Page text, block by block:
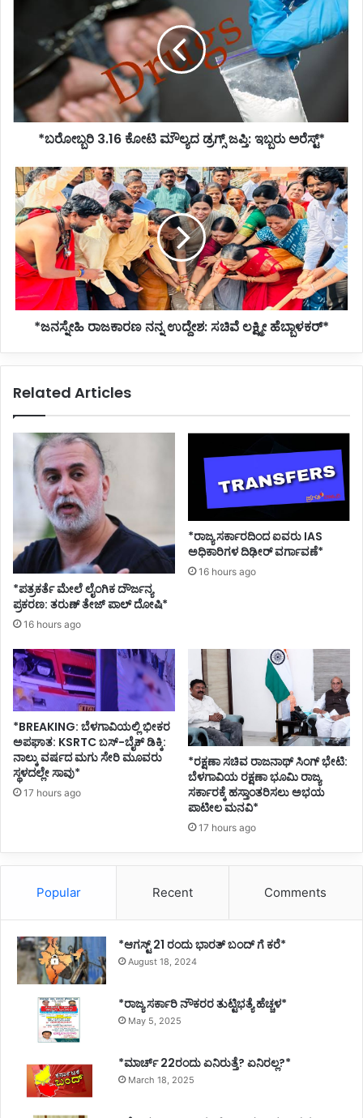
ಜಪ್ತಿ:
ಇಬ್ಬರು
ಅರೆಸ್ಟ್*
*ಬರೋಬ್ಬರಿ 3.16 ಕೋಟಿ ಮೌಲ್ಯದ ಡ್ರಗ್ಸ್ ಜಪ್ತಿ: ಇಬ್ಬರು ಅರೆಸ್ಟ್*
*ಜನಸ್ನೇಹಿ
ರಾಜಕಾರಣ
ನನ್ನ
ಉದ್ದೇಶ:
ಸಚಿವೆ
ಲಕ್ಷ್ಮೀ
ಹೆಬ್ಬಾಳಕರ್*
*ಜನಸ್ನೇಹಿ ರಾಜಕಾರಣ ನನ್ನ ಉದ್ದೇಶ: ಸಚಿವೆ ಲಕ್ಷ್ಮೀ ಹೆಬ್ಬಾಳಕರ್*
Related Articles
*ಪತ್ರಕರ್ತೆ ಮೇಲೆ ಲೈಂಗಿಕ ದೌರ್ಜನ್ಯ
ಪ್ರಕರಣ: ತರುಣ್ ತೇಜ್ ಪಾಲ್ ದೋಷಿ*
16 hours ago
*ರಾಜ್ಯ ಸರ್ಕಾರದಿಂದ ಐವರು IAS
ಅಧಿಕಾರಿಗಳ ದಿಢೀರ್ ವರ್ಗಾವಣೆ*
16 hours ago
*BREAKING: ಬೆಳಗಾವಿಯಲ್ಲಿ ಭೀಕರ
ಅಪಘಾತ: KSRTC ಬಸ್-ಬೈಕ್ ಡಿಕ್ಕಿ:
ನಾಲ್ಕು ವರ್ಷದ ಮಗು ಸೇರಿ ಮೂವರು
ಸ್ಥಳದಲ್ಲೇ ಸಾವು*
17 hours ago
*ರಕ್ಷಣಾ ಸಚಿವ ರಾಜನಾಥ್ ಸಿಂಗ್ ಭೇಟಿ:
ಬೆಳಗಾವಿಯ ರಕ್ಷಣಾ ಭೂಮಿ ರಾಜ್ಯ
ಸರ್ಕಾರಕ್ಕೆ ಹಸ್ತಾಂತರಿಸಲು ಅಭಯ
ಪಾಟೀಲ ಮನವಿ*
17 hours ago
Popular Recent Comments
*ಆಗಸ್ಟ್ 21 ರಂದು ಭಾರತ್‌ ಬಂದ್‌ ಗೆ ಕರೆ*
August 18, 2024
*ರಾಜ್ಯ ಸರ್ಕಾರಿ ನೌಕರರ ತುಟ್ಟಿಭತ್ಯೆ ಹೆಚ್ಚಳ*
May 5, 2025
*ಮಾರ್ಚ್ 22ರಂದು ಏನಿರುತ್ತೆ? ಏನಿರಲ್ಲ?*
March 18, 2025